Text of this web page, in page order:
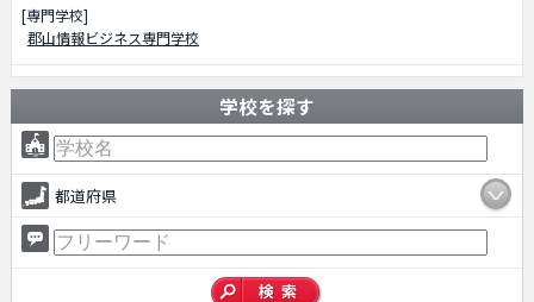
[専門学校]
郡山情報ビジネス専門学校
学校を探す
都道府県